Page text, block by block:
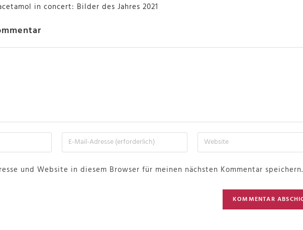
in concert: Bilder des Jahres 2021
und Website in diesem Browser für meinen nächsten Kommentar speichern.